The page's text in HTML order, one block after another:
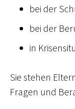
bei der
bei der
in
Sie stehen
Fragen und